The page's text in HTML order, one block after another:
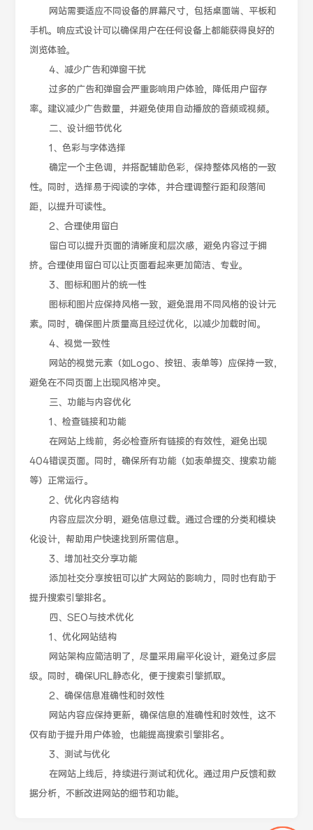
网站需要适应不同设备的屏幕尺寸，包括桌面端、平板和
手机。响应式设计可以确保用户在任何设备上都能获得良好的
浏览体验。
4、减少广告和弹窗干扰
过多的广告和弹窗会严重影响用户体验，降低用户留存
率。建议减少广告数量，并避免使用自动播放的音频或视频。
二、设计细节优化
1、色彩与字体选择
确定一个主色调，并搭配辅助色彩，保持整体风格的一致
性。同时，选择易于阅读的字体，并合理调整行距和段落间
距，以提升可读性。
2、合理使用留白
留白可以提升页面的清晰度和层次感，避免内容过于拥
挤。合理使用留白可以让页面看起来更加简洁、专业。
3、图标和图片的统一性
图标和图片应保持风格一致，避免混用不同风格的设计元
素。同时，确保图片质量高且经过优化，以减少加载时间。
4、视觉一致性
网站的视觉元素（如Logo、按钮、表单等）应保持一致，
避免在不同页面上出现风格冲突。
三、功能与内容优化
1、检查链接和功能
在网站上线前，务必检查所有链接的有效性，避免出现
404错误页面。同时，确保所有功能（如表单提交、搜索功能
等）正常运行。
2、优化内容结构
内容应层次分明，避免信息过载。通过合理的分类和模块
化设计，帮助用户快速找到所需信息。
3、增加社交分享功能
添加社交分享按钮可以扩大网站的影响力，同时也有助于
提升搜索引擎排名。
四、SEO与技术优化
1、优化网站结构
网站架构应简洁明了，尽量采用扁平化设计，避免过多层
级。同时，确保URL静态化，便于搜索引擎抓取。
2、确保信息准确性和时效性
网站内容应保持更新，确保信息的准确性和时效性，这不
仅有助于提升用户体验，也能提高搜索引擎排名。
3、测试与优化
在网站上线后，持续进行测试和优化。通过用户反馈和数
据分析，不断改进网站的细节和功能。